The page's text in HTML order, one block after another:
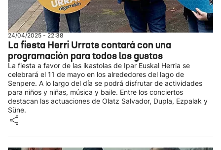
24/04/2025 - 22:38
La fiesta Herri Urrats contará con una
programación para todos los gustos
La fiesta a favor de las ikastolas de Ipar Euskal Herria se
celebrará el 11 de mayo en los alrededores del lago de
Senpere. A lo largo del día se podrá disfrutar de actividades
para niños y niñas, música y baile. Entre los conciertos
destacan las actuaciones de Olatz Salvador, Dupla, Ezpalak y
Süne.